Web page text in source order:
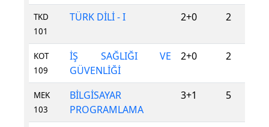
TKD
101
TÜRK DİLİ - I 2+0 2
KOT
109
İŞ SAĞLIĞI VE
GÜVENLİĞİ
2+0 2
MEK
103
BİLGİSAYAR
PROGRAMLAMA
3+1 5